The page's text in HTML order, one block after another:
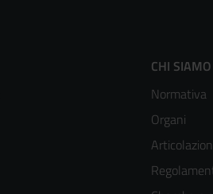
menù
CHI SIAMO
Normativa
Organi